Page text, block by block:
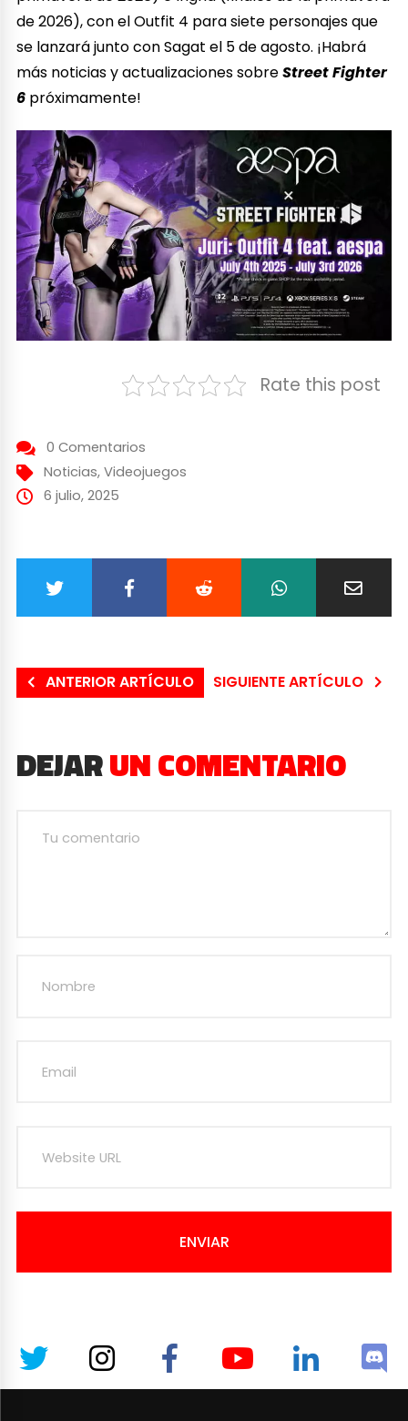
de 2026), con el Outfit 4 para siete personajes que
se lanzará junto con Sagat el 5 de agosto. ¡Habrá
más noticias y actualizaciones sobreStreet Fighter
6 próximamente!
Rate this post
0 Comentarios
Noticias, Videojuegos
6 julio, 2025
ANTERIOR ARTÍCULO SIGUIENTE ARTÍCULO
DEJARUN COMENTARIO
ENVIAR